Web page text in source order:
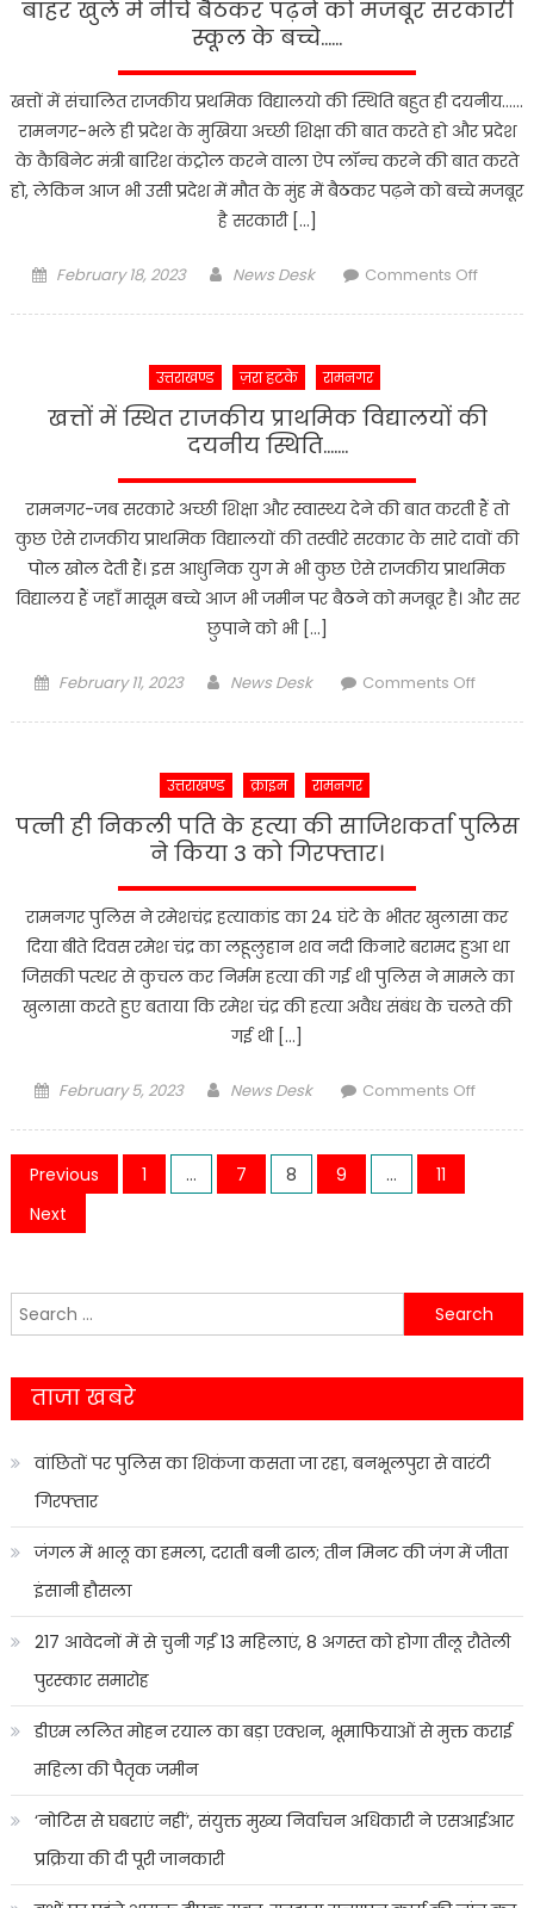
बाहर खुले में नीचे बैठकर पढ़ने को मजबूर सरकारी
स्कूल के बच्चे……
खत्तों में संचालित राजकीय प्रथमिक विद्यालयो की स्थिति बहुत ही दयनीय……
रामनगर-भले ही प्रदेश के मुखिया अच्छी शिक्षा की बात करते हो और प्रदेश
के कैबिनेट मंत्री बारिश कंट्रोल करने वाला ऐप लॉन्च करने की बात करते
हो, लेकिन आज भी उसी प्रदेश में मौत के मुंह में बैठकर पढ़ने को बच्चे मजबूर
है सरकारी […]
Posted
February 18, 2023 Author
News Desk Comments Offon
बैठकर
सरकारी
स्कूल
के
बच्चे……
उत्तराखण्ड ज़रा हटके रामनगर
खत्तों में स्थित राजकीय प्राथमिक विद्यालयों की
दयनीय स्थिति…….
रामनगर-जब सरकारे अच्छी शिक्षा और स्वास्थ्य देने की बात करती हैं तो
कुछ ऐसे राजकीय प्राथमिक विद्यालयों की तस्वीरे सरकार के सारे दावों की
पोल खोल देती हैं। इस आधुनिक युग मे भी कुछ ऐसे राजकीय प्राथमिक
विद्यालय हैं जहाँ मासूम बच्चे आज भी जमीन पर बैठने को मजबूर है। और सर
छुपाने को भी […]
Posted
February 11, 2023 Author
News Desk Comments Offon
प्राथमिक
उत्तराखण्ड क्राइम रामनगर
पत्नी ही निकली पति के हत्या की साजिशकर्ता पुलिस
ने किया 3 को गिरफ्तार।
रामनगर पुलिस ने रमेशचंद्र हत्याकांड का 24 घंटे के भीतर खुलासा कर
दिया बीते दिवस रमेश चंद्र का लहूलुहान शव नदी किनारे बरामद हुआ था
जिसकी पत्थर से कुचल कर निर्मम हत्या की गई थी पुलिस ने मामले का
खुलासा करते हुए बताया कि रमेश चंद्र की हत्या अवैध संबंध के चलते की
गई थी […]
Posted
February 5, 2023 Author
News Desk Comments Offon
पुलिस
3
गिरफ्तार।
Posts
navigation
Previous 1 … 7 8 9 …
11
Next
Search
for:
ताजा खबरे
वांछितों पर पुलिस का शिकंजा कसता जा रहा, बनभूलपुरा से वारंटी
गिरफ्तार
जंगल में भालू का हमला, दराती बनी ढाल; तीन मिनट की जंग में जीता
इंसानी हौसला
217 आवेदनों में से चुनी गईं 13 महिलाएं, 8 अगस्त को होगा तीलू रौतेली
पुरस्कार समारोह
डीएम ललित मोहन रयाल का बड़ा एक्शन, भूमाफियाओं से मुक्त कराई
महिला की पैतृक जमीन
‘नोटिस से घबराएं नहीं’, संयुक्त मुख्य निर्वाचन अधिकारी ने एसआईआर
प्रक्रिया की दी पूरी जानकारी